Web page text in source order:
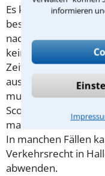
informieren
Es kann zum
bestimmten
nach einer
keinen Verstoß
Zeitraum für die
aussuchen. Wer
muss auch auf das
Scootern
manchmal von der
In manchen Fällen
Verkehrsrecht in
abwenden.